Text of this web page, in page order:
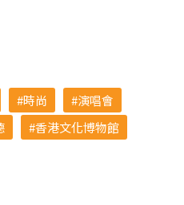
時尚
演唱會
香港文化博物館